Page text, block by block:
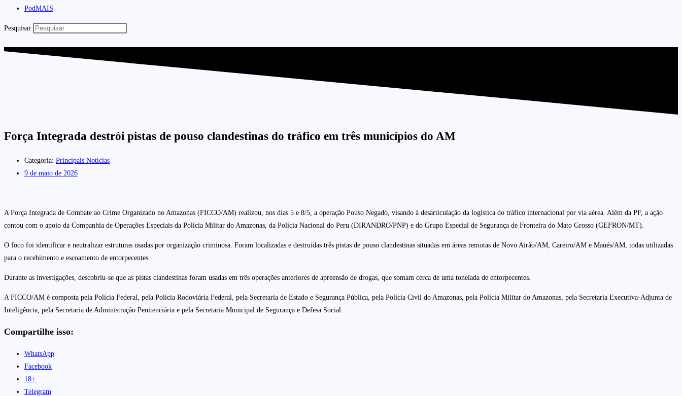
PodMAIS
Pesquisar
Força Integrada destrói pistas de pouso clandestinas do tráfico em três municípios do AM
Categoria: Principais Notícias
9 de maio de 2026
A Força Integrada de Combate ao Crime Organizado no Amazonas (FICCO/AM) realizou, nos dias 5 e 8/5, a operação Pouso Negado, visando à desarticulação da logística do tráfico internacional por via aérea. Além da PF, a ação
contou com o apoio da Companhia de Operações Especiais da Polícia Militar do Amazonas, da Polícia Nacional do Peru (DIRANDRO/PNP) e do Grupo Especial de Segurança de Fronteira do Mato Grosso (GEFRON/MT).
O foco foi identificar e neutralizar estruturas usadas por organização criminosa. Foram localizadas e destruídas três pistas de pouso clandestinas situadas em áreas remotas de Novo Airão/AM, Careiro/AM e Maués/AM, todas utilizadas
para o recebimento e escoamento de entorpecentes.
Durante as investigações, descobriu-se que as pistas clandestinas foram usadas em três operações anteriores de apreensão de drogas, que somam cerca de uma tonelada de entorpecentes.
A FICCO/AM é composta pela Polícia Federal, pela Polícia Rodoviária Federal, pela Secretaria de Estado e Segurança Pública, pela Polícia Civil do Amazonas, pela Polícia Militar do Amazonas, pela Secretaria Executiva-Adjunta de
Inteligência, pela Secretaria de Administração Penitenciária e pela Secretaria Municipal de Segurança e Defesa Social.
Compartilhe isso:
WhatsApp
Facebook
18+
Telegram